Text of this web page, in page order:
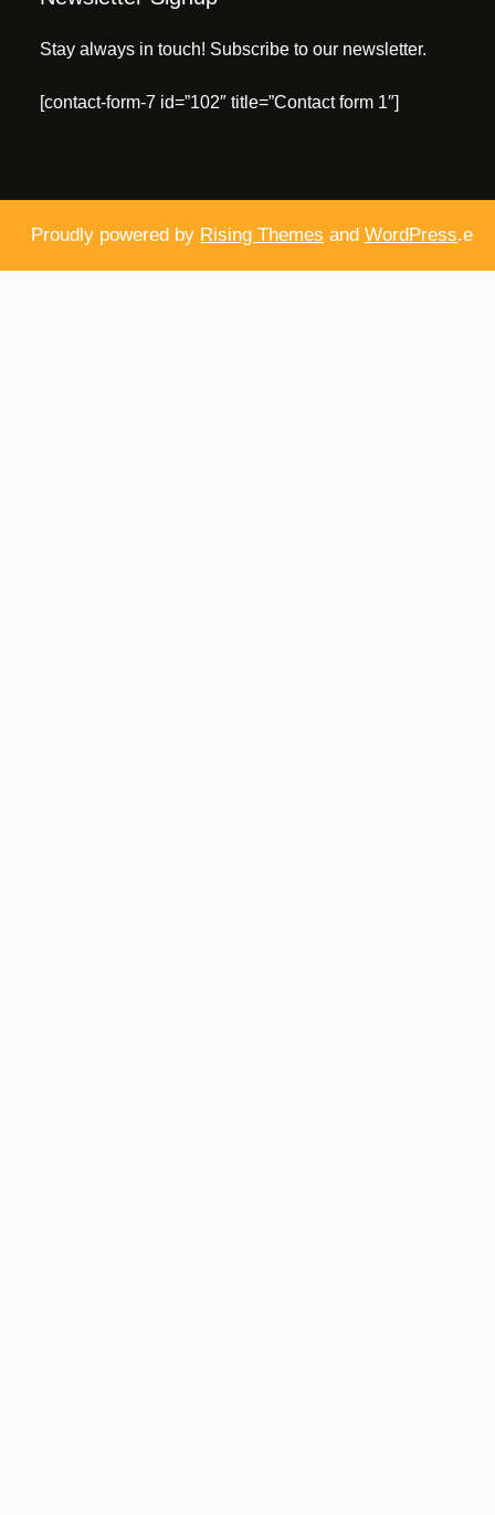
Stay always in touch! Subscribe to our newsletter.
[contact-form-7 id=”102″ title=”Contact form 1″]
Proudly powered by Rising Themes and WordPress.e